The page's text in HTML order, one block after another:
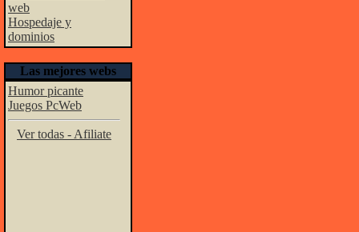
web
Hospedaje y
dominios
Las mejores webs
Humor picante
Juegos PcWeb
Ver todas - Afiliate